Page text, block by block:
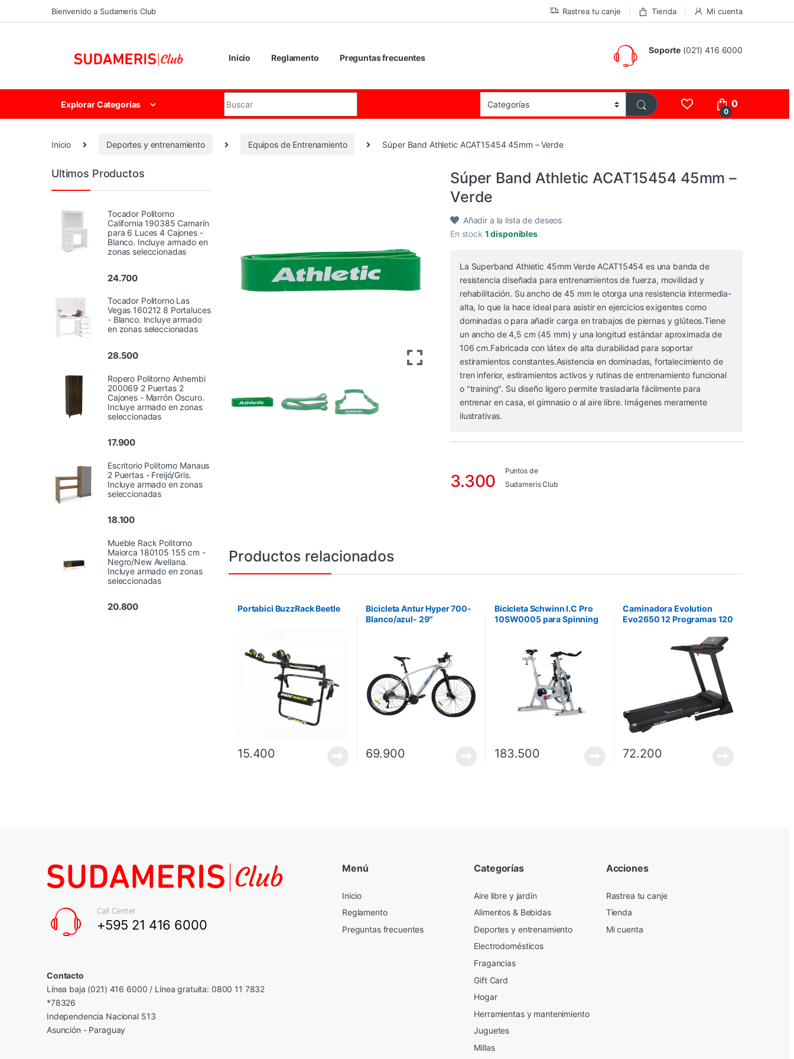
Skip to navigation
Skip to contentBienvenido a Sudameris Club Rastrea tu canje Tienda Mi cuenta
Inicio Reglamento Preguntas frecuentes
Soporte (021) 416 6000
Explorar Categorías
0
0
Inicio Deportes y entrenamiento Equipos de Entrenamiento Súper Band Athletic ACAT15454 45mm – Verde
Súper Band Athletic ACAT15454 45mm –
Verde
Añadir a la lista de deseos
En stock 1 disponibles
La Superband Athletic 45mm Verde ACAT15454 es una banda de
resistencia diseñada para entrenamientos de fuerza, movilidad y
rehabilitación. Su ancho de 45 mm le otorga una resistencia intermedia-
alta, lo que la hace ideal para asistir en ejercicios exigentes como
dominadas o para añadir carga en trabajos de piernas y glúteos.Tiene
un ancho de 4,5 cm (45 mm) y una longitud estándar aproximada de
106 cm.Fabricada con látex de alta durabilidad para soportar
estiramientos constantes.Asistencia en dominadas, fortalecimiento de
tren inferior, estiramientos activos y rutinas de entrenamiento funcional
o "training". Su diseño ligero permite trasladarla fácilmente para
entrenar en casa, el gimnasio o al aire libre. Imágenes meramente
ilustrativas.
3.300
Puntos de
Sudameris Club
Productos relacionados
Portabici BuzzRack Beetle
15.400
Bicicleta Antur Hyper 700-
Blanco/azul- 29″
69.900
Bicicleta Schwinn I.C Pro
10SW0005 para Spinning
183.500
Caminadora Evolution
Evo2650 12 Programas 120
Inclinación Manual. No
incluye instalación.
72.200
Ultimos Productos
Tocador Politorno
California 190385 Camarín
para 6 Luces 4 Cajones -
Blanco. Incluye armado en
zonas seleccionadas
24.700
Tocador Politorno Las
Vegas 160212 8 Portaluces
- Blanco. Incluye armado
en zonas seleccionadas
28.500
Ropero Politorno Anhembi
200069 2 Puertas 2
Cajones - Marrón Oscuro.
Incluye armado en zonas
seleccionadas
17.900
Escritorio Politorno Manaus
2 Puertas - Freijó/Gris.
Incluye armado en zonas
seleccionadas
18.100
Mueble Rack Politorno
Maiorca 180105 155 cm -
Negro/New Avellana.
Incluye armado en zonas
seleccionadas
20.800
Call Center
+595 21 416 6000
Contacto
Línea baja (021) 416 6000 / Línea gratuita: 0800 11 7832
*78326
Independencia Nacional 513
Asunción - Paraguay
Menú
Inicio
Reglamento
Preguntas frecuentes
Categorías
Aire libre y jardín
Alimentos & Bebidas
Deportes y entrenamiento
Electrodomésticos
Fragancias
Gift Card
Hogar
Herramientas y mantenimiento
Juguetes
Millas
Acciones
Rastrea tu canje
Tienda
Mi cuenta